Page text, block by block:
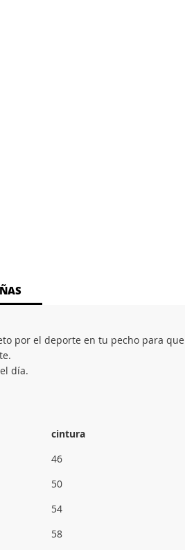
por el deporte en tu pecho para
día.
cintura
46
50
54
58